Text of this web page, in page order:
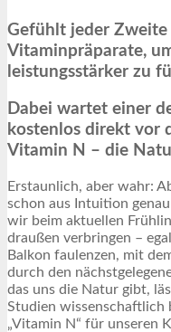
Gefühlt jeder
Vitaminpräparate,
leistungsstärker zu
Dabei wartet einer
kostenlos direkt vor
Vitamin N – die
Erstaunlich, aber wahr:
schon aus Intuition
wir beim aktuellen
draußen verbringen –
Balkon faulenzen, mit
durch den
das uns die Natur gibt,
Studien wissenschaftlich
„Vitamin N“ für unseren